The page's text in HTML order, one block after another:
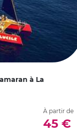
à La
À partir de
45 €